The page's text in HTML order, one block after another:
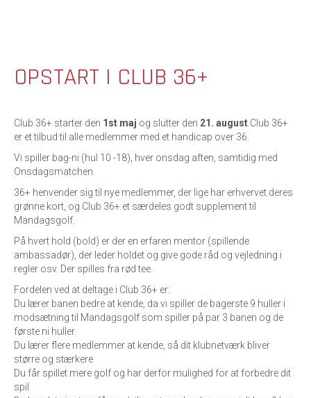
OPSTART I CLUB 36+
Club 36+ starter den 1st maj og slutter den 21. august .Club 36+
er et tilbud til alle medlemmer med et handicap over 36.
Vi spiller bag-ni (hul 10 -18), hver onsdag aften, samtidig med
Onsdagsmatchen.
36+ henvender sig til nye medlemmer, der lige har erhvervet deres
grønne kort, og Club 36+ et særdeles godt supplement til
Mandagsgolf.
På hvert hold (bold) er der en erfaren mentor (spillende
ambassadør), der leder holdet og give gode råd og vejledning i
regler osv. Der spilles fra rød tee.
Fordelen ved at deltage i Club 36+ er:
Du lærer banen bedre at kende, da vi spiller de bagerste 9 huller i
modsætning til Mandagsgolf som spiller på par 3 banen og de
første ni huller.
Du lærer flere medlemmer at kende, så dit klubnetværk bliver
større og stærkere
Du får spillet mere golf og har derfor mulighed for at forbedre dit
spil